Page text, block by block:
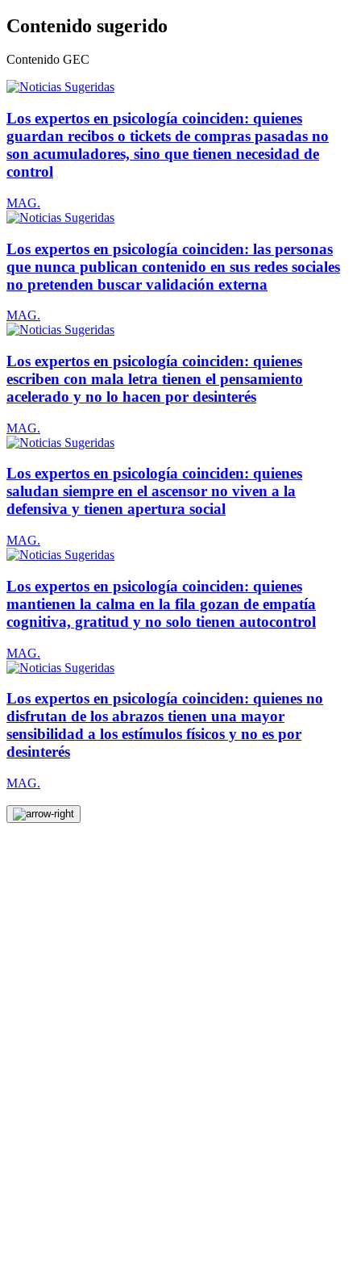
Contenido sugerido
Contenido GEC
Los expertos en psicología coinciden: quienes
guardan recibos o tickets de compras pasadas no
son acumuladores, sino que tienen necesidad de
control
MAG.
Los expertos en psicología coinciden: las personas
que nunca publican contenido en sus redes sociales
no pretenden buscar validación externa
MAG.
Los expertos en psicología coinciden: quienes
escriben con mala letra tienen el pensamiento
acelerado y no lo hacen por desinterés
MAG.
Los expertos en psicología coinciden: quienes
saludan siempre en el ascensor no viven a la
defensiva y tienen apertura social
MAG.
Los expertos en psicología coinciden: quienes
mantienen la calma en la fila gozan de empatía
cognitiva, gratitud y no solo tienen autocontrol
MAG.
Los expertos en psicología coinciden: quienes no
disfrutan de los abrazos tienen una mayor
sensibilidad a los estímulos físicos y no es por
desinterés
MAG.